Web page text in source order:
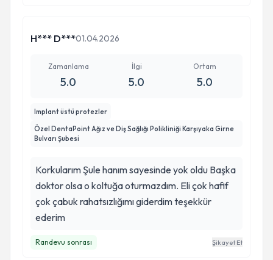
H*** D***01.04.2026
Zamanlama
5.0
İlgi
5.0
Ortam
5.0
Implant üstü protezler
Özel DentaPoint Ağız ve Diş Sağlığı Polikliniği Karşıyaka Girne
Bulvarı Şubesi
Korkularım Şule hanım sayesinde yok oldu Başka
doktor olsa o koltuğa oturmazdım. Eli çok hafif
çok çabuk rahatsızlığımı giderdim teşekkür
ederim
Randevu sonrası Şikayet Et